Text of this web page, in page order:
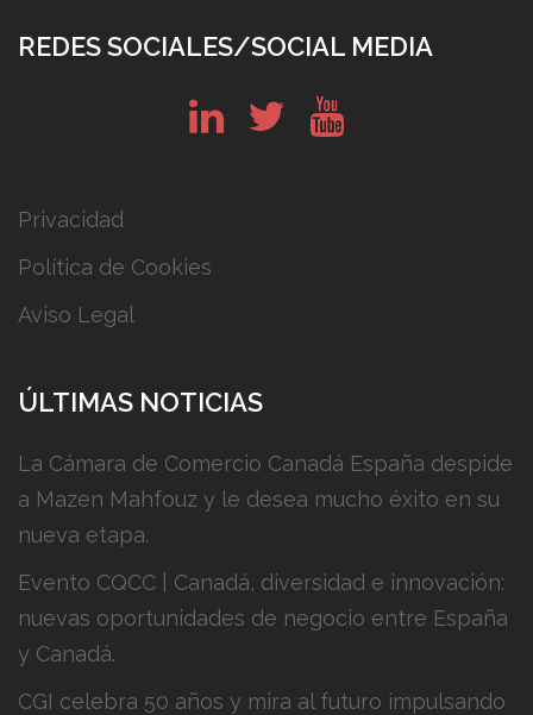
REDES SOCIALES/SOCIAL MEDIA
Privacidad
Política de Cookies
Aviso Legal
ÚLTIMAS NOTICIAS
La Cámara de Comercio Canadá España despide
a Mazen Mahfouz y le desea mucho éxito en su
nueva etapa.
Evento CQCC | Canadá, diversidad e innovación:
nuevas oportunidades de negocio entre España
y Canadá.
CGI celebra 50 años y mira al futuro impulsando